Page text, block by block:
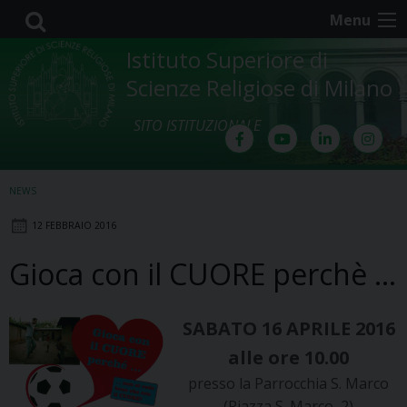
Skip
content
Menu
Istituto Superiore di
Scienze Religiose di Milano
SITO ISTITUZIONALE
NEWS
12 FEBBRAIO 2016
Gioca con il CUORE perchè …
SABATO 16 APRILE 2016
alle ore 10.00
presso la Parrocchia S. Marco